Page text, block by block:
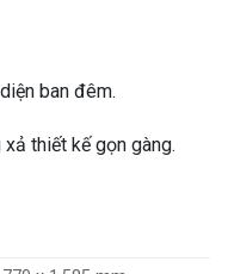
ban đêm.
thiết kế gọn gàng.